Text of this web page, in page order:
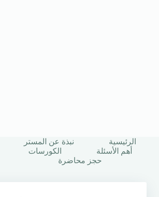
الرئيسية
نبذة عن المستر
أهم الأسئلة
الكورسات
حجز محاضرة